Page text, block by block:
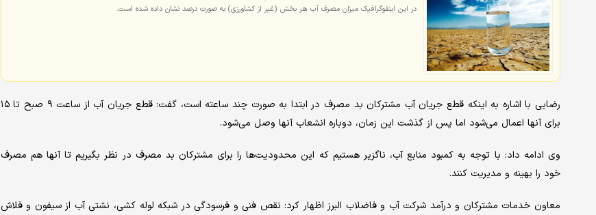
در این اینفوگرافیک میزان مصرف آب هر بخش (غیر از کشاورزی) به صورت درصد نشان داده شده است.
رضایی با اشاره به اینکه قطع جریان آب مشترکان بد مصرف در ابتدا به صورت چند ساعته است، گفت: قطع جریان آب از ساعت ۹ صبح تا ۱۵
برای آنها اعمال می‌شود اما پس از گذشت این زمان، دوباره انشعاب آنها وصل می‌شود.
وی ادامه داد: با توجه به کمبود منابع آب، ناگزیر هستیم که این محدودیت‌ها را برای مشترکان بد مصرف در نظر بگیریم تا آنها هم مصرف
خود را بهینه و مدیریت کنند.
معاون خدمات مشترکان و درآمد شرکت آب و فاضلاب البرز اظهار کرد: نقص فنی و فرسودگی در شبکه لوله کشی، نشتی آب از سیفون و فلاش